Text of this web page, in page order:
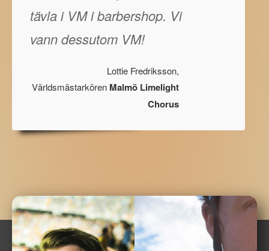
tävla i VM i barbershop. Vi
vann dessutom VM!
Lottie Fredriksson,
Världsmästarkören Malmö Limelight
Chorus